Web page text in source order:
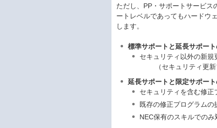
ただし、PP・サポートサービ
ートレベルであってもハードウ
します。
標準サポートと延長サポー
セキュリティ以外の新
（セキュリティ更新
延長サポートと限定サポー
セキュリティを含む修
既存の修正プログラム
NEC保有のスキルでの